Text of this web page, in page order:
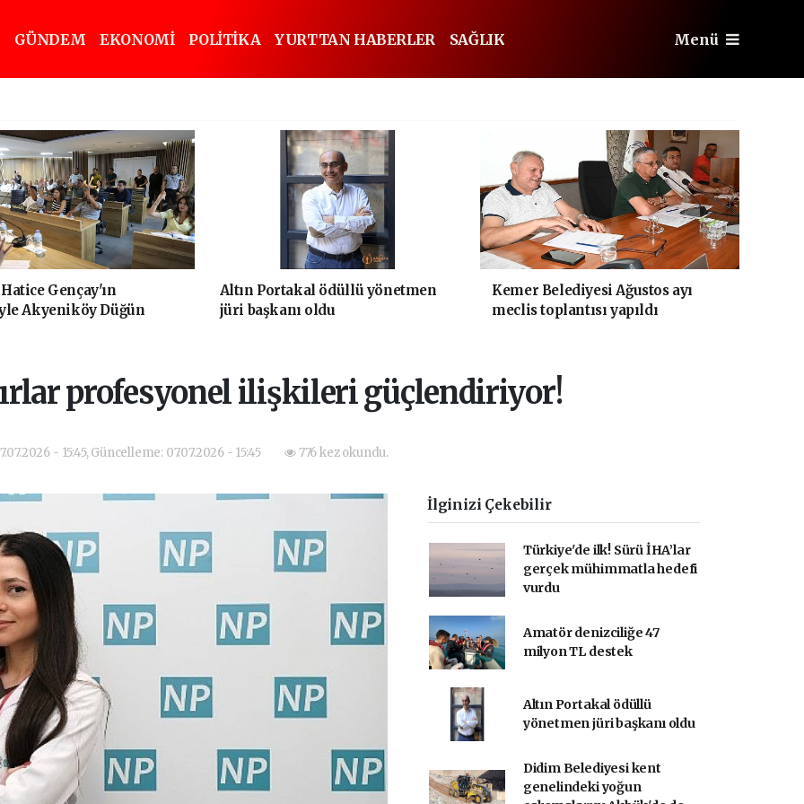
GÜNDEM EKONOMİ POLİTİKA YURTTAN HABERLER SAĞLIK Menü
Gençay'ın
Akyeniköy Düğün
Altın Portakal ödüllü yönetmen
jüri başkanı oldu
Kemer Belediyesi Ağustos ayı
meclis toplantısı yapıldı
profesyonel ilişkileri güçlendiriyor!
- 15:45, Güncelleme: 07.07.2026 - 15:45 776 kez okundu.
İlginizi Çekebilir
Türkiye'de ilk! Sürü İHA’lar
gerçek mühimmatla hedefi
vurdu
Amatör denizciliğe 47
milyon TL destek
Altın Portakal ödüllü
yönetmen jüri başkanı oldu
Didim Belediyesi kent
genelindeki yoğun